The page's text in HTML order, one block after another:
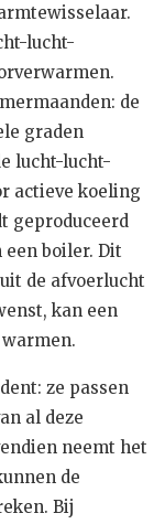
lucht-
de
graden
lucht-lucht-
actieve koeling
geproduceerd
boiler. Dit
de afvoerlucht
kan een
ze passen
al deze
neemt het
de
Bij